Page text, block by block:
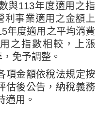
與113年度適用之指
利事業適用之金額上
年度適用之平均消費
之指數相較，上漲
免予調整。
項金額依稅法規定按
估後公告，納稅義務
適用。